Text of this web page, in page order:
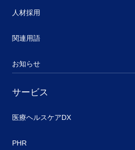
人材採用
関連用語
お知らせ
サービス
医療ヘルスケアDX
PHR